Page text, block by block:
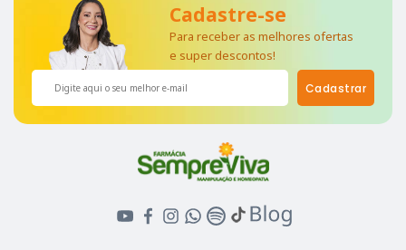
Cadastre-se
Para receber as melhores ofertas
e super descontos!
Cadastrar